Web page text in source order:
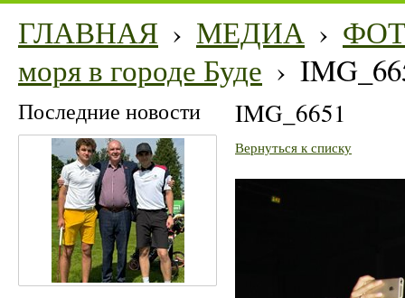
ГЛАВНАЯ › МЕДИА ›
моря в городе Буде ›
Последние новости IMG_6651
Вернуться к списку